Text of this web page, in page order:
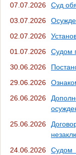
07.07.2026
Суд
03.07.2026
02.07.2026
01.07.2026
Судом
30.06.2026
29.06.2026
26.06.2026
25.06.2026
24.06.2026
Судом